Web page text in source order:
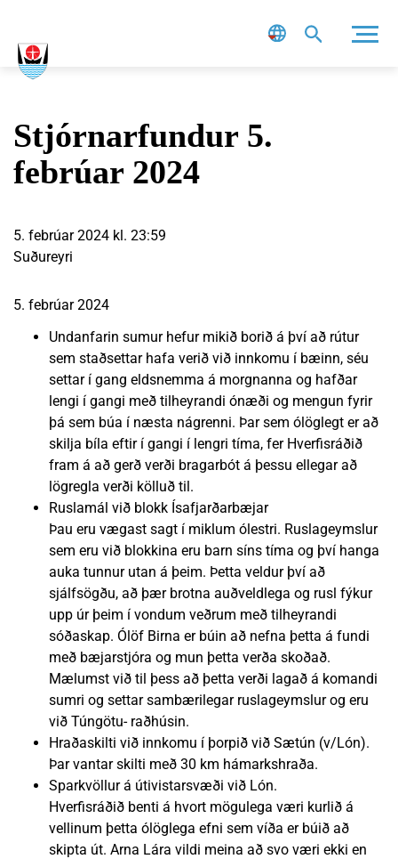
Stjórnarfundur 5.
febrúar 2024
5. febrúar 2024 kl. 23:59
Suðureyri
5. febrúar 2024
Undanfarin sumur hefur mikið borið á því að rútur
sem staðsettar hafa verið við innkomu í bæinn, séu
settar í gang eldsnemma á morgnanna og hafðar
lengi í gangi með tilheyrandi ónæði og mengun fyrir
þá sem búa í næsta nágrenni. Þar sem ólöglegt er að
skilja bíla eftir í gangi í lengri tíma, fer Hverfisráðið
fram á að gerð verði bragarbót á þessu ellegar að
lögregla verði kölluð til.
Ruslamál við blokk Ísafjarðarbæjar
Þau eru vægast sagt í miklum ólestri. Ruslageymslur
sem eru við blokkina eru barn síns tíma og því hanga
auka tunnur utan á þeim. Þetta veldur því að
sjálfsögðu, að þær brotna auðveldlega og rusl fýkur
upp úr þeim í vondum veðrum með tilheyrandi
sóðaskap. Ólöf Birna er búin að nefna þetta á fundi
með bæjarstjóra og mun þetta verða skoðað.
Mælumst við til þess að þetta verði lagað á komandi
sumri og settar sambærilegar ruslageymslur og eru
við Túngötu- raðhúsin.
Hraðaskilti við innkomu í þorpið við Sætún (v/Lón).
Þar vantar skilti með 30 km hámarkshraða.
Sparkvöllur á útivistarsvæði við Lón.
Hverfisráðið benti á hvort mögulega væri kurlið á
vellinum þetta ólöglega efni sem víða er búið að
skipta út. Arna Lára vildi meina að svo væri ekki en